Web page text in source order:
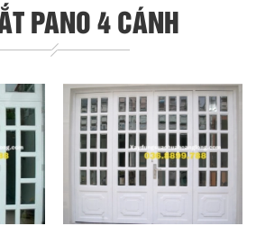
PANO 4 CÁNH